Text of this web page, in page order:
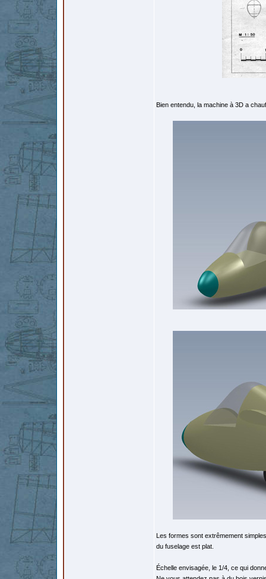
Bien entendu, la machine à 3D a
Les formes sont extrêmement
du fuselage est plat.
Échelle envisagée, le 1/4, ce qui